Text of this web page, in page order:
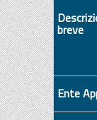
breve
Ente